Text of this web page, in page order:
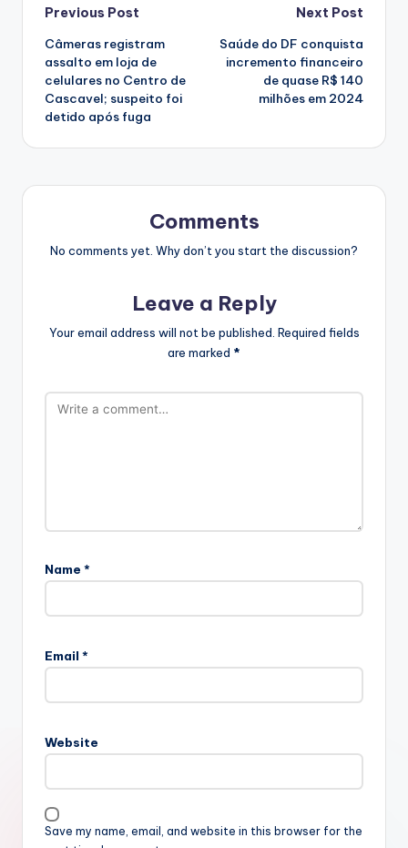
Post
navigation
Previous Post
Câmeras registram
assalto em loja de
celulares no Centro de
Cascavel; suspeito foi
detido após fuga
Next Post
Saúde do DF conquista
incremento financeiro
de quase R$ 140
milhões em 2024
Comments
No comments yet. Why don’t you start the discussion?
Leave a Reply
Your email address will not be published. Required fields
are marked *
Name *
Email *
Website
Save my name, email, and website in this browser for the